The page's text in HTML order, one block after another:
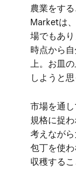
農業を​す
Marketは
場でもあ
時点から​
上。​お皿
しようと​思
市場を​通し
規格に​捉
考えながら​
包丁を​使
収穫する​こ